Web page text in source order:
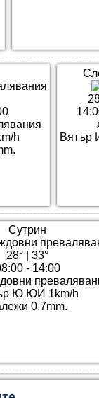
h
Вятър
Сутрин
28°
33°
- 14:00
Ю ЮИ 1km/h
0.7mm.